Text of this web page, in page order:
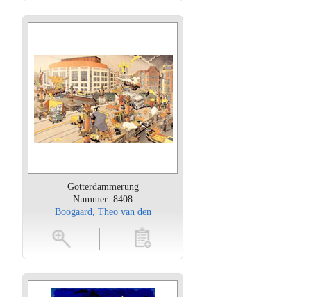
Gotterdammerung
Nummer: 8408
Boogaard, Theo van den
toevoegen